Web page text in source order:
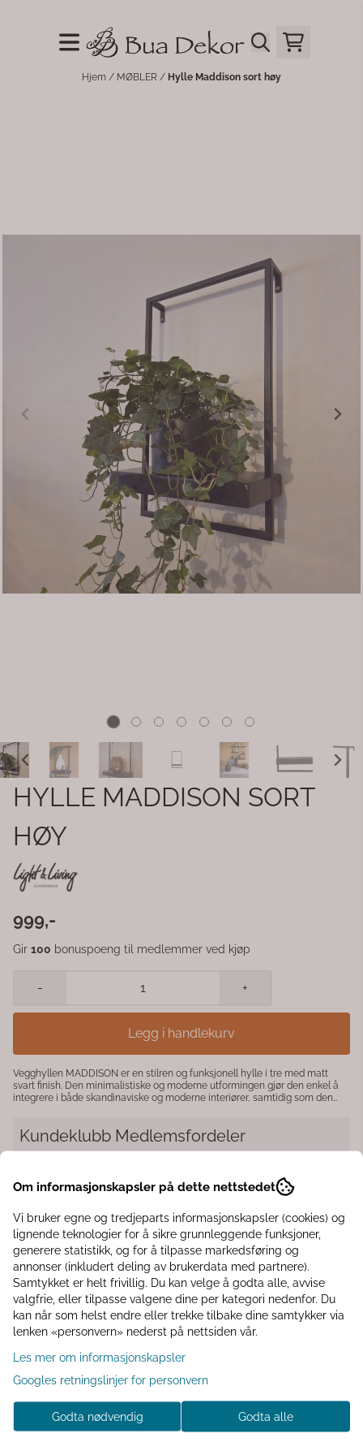
Hopp til innhold
Hjem / MØBLER / Hylle Maddison sort høy
HYLLE MADDISON SORT
HØY
999,-
Gir 100 bonuspoeng til medlemmer ved kjøp
- +
Legg i handlekurv
Vegghyllen MADDISON er en stilren og funksjonell hylle i tre med matt
svart finish. Den minimalistiske og moderne utformingen gjør den enkel å
integrere i både skandinaviske og moderne interiører, samtidig som den
hverdagslige gjenstander. MADDISON fungerer like godt i stue, gang,
Kundeklubb Medlemsfordeler
◾️ Interiørtips til hjemmet, hagen eller hytta
◾️ Samle bonuspoeng hver gang du handler
Er du medlem? Du er ikke logget inn
Logg inn
Informasjon
Vegghyllen MADDISON er en stilren og funksjonell hylle i
tre med matt svart finish. Den minimalistiske og moderne
Om informasjonskapsler på dette nettstedet
Vi bruker egne og tredjeparts informasjonskapsler (cookies) og
lignende teknologier for å sikre grunnleggende funksjoner,
generere statistikk, og for å tilpasse markedsføring og
annonser (inkludert deling av brukerdata med partnere).
Samtykket er helt frivillig. Du kan velge å godta alle, avvise
valgfrie, eller tilpasse valgene dine per kategori nedenfor. Du
kan når som helst endre eller trekke tilbake dine samtykker via
lenken «personvern» nederst på nettsiden vår.
Les mer om informasjonskapsler
Googles retningslinjer for personvern
Godta nødvendig Godta alle